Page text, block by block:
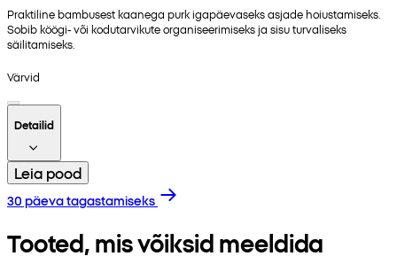
Praktiline bambusest kaanega purk igapäevaseks asjade hoiustamiseks.
Sobib köögi- või kodutarvikute organiseerimiseks ja sisu turvaliseks
säilitamiseks.
Värvid
Detailid
Leia pood
30 päeva tagastamiseks
Tooted, mis võiksid meeldida